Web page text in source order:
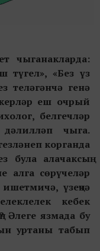
чыганакларда:
түгел», «Без үз
теләгәнчә генә
еш очрый
белгечләр
чыга.
корганда
була алачаксың
сөрүчеләр
үзеңчә
кебек
Әлеге язмада бу
уртаны табып